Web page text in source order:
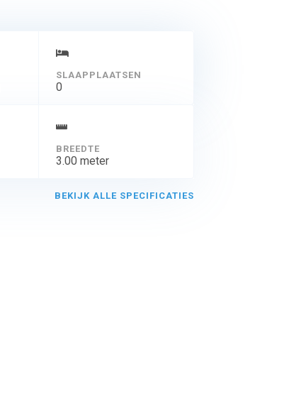
SLAAPPLAATSEN
0
BREEDTE
3.00 meter
BEKIJK ALLE SPECIFICATIES